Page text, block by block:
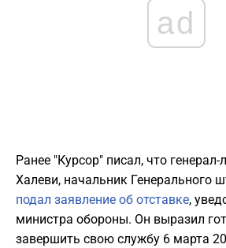
ad
Ранее "Курсор" писал, что генерал-
Халеви, начальник Генерального
подал заявление об отставке,
министра обороны. Он выразил
завершить свою службу 6 марта